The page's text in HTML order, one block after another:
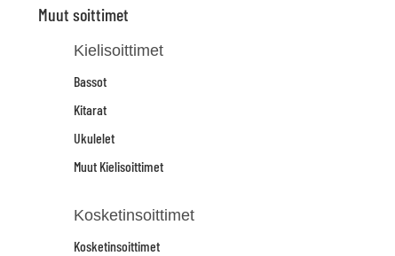
Muut soittimet
Kielisoittimet
Bassot
Kitarat
Ukulelet
Muut Kielisoittimet
Kosketinsoittimet
Kosketinsoittimet